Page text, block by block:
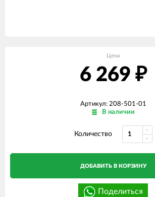
Цена
6 269 ₽
Артикул: 208-501-01
В наличии
Количество
ДОБАВИТЬ В КОРЗИНУ
Поделиться